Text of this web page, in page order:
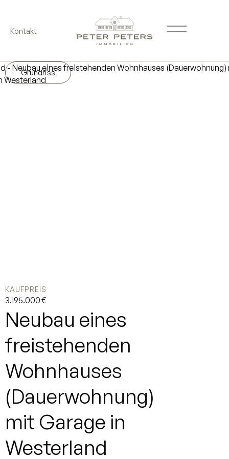
Kontakt
Grundriss
KAUFPREIS
3.195.000 €
Neubau eines
freistehenden
Wohnhauses
(Dauerwohnung)
mit Garage in
Westerland